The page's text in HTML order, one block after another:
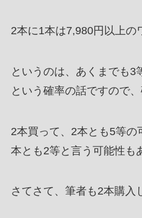
2本に1本は7,980円以上の
というのは、あくまでも3
という確率の話ですので
2本買って、2本とも5等の
本とも2等と言う可能性も
さてさて、筆者も2本購入